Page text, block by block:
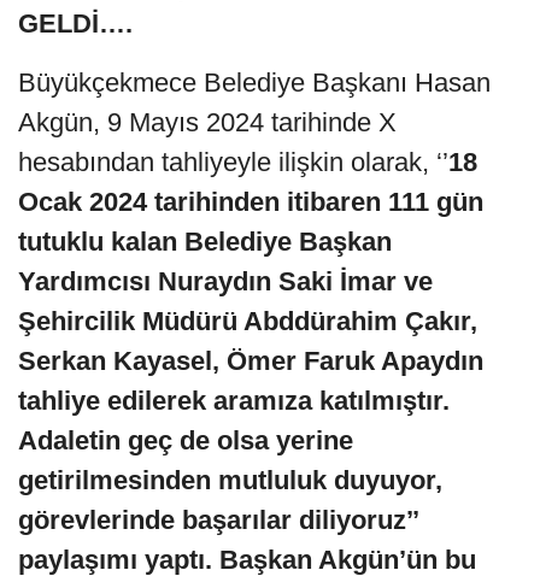
GELDİ….
Büyükçekmece Belediye Başkanı Hasan
Akgün, 9 Mayıs 2024 tarihinde X
hesabından tahliyeyle ilişkin olarak, ‘’18
Ocak 2024 tarihinden itibaren 111 gün
tutuklu kalan Belediye Başkan
Yardımcısı Nuraydın Saki İmar ve
Şehircilik Müdürü Abddürahim Çakır,
Serkan Kayasel, Ömer Faruk Apaydın
tahliye edilerek aramıza katılmıştır.
Adaletin geç de olsa yerine
getirilmesinden mutluluk duyuyor,
görevlerinde başarılar diliyoruz’’
paylaşımı yaptı. Başkan Akgün’ün bu